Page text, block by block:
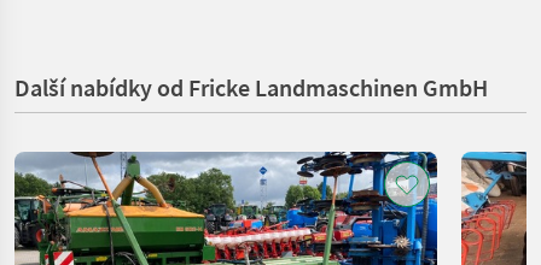
Další nabídky od Fricke Landmaschinen GmbH